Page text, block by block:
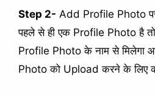
Step 2- Add Profile Photo
पहले से ही एक Profile Photo है
Profile Photo के नाम से मिलेगा
Photo को Upload करने के लिए